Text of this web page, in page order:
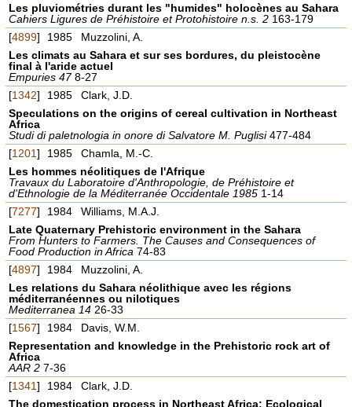
Les pluviométries durant les "humides" holocènes au Sahara
Cahiers Ligures de Préhistoire et Protohistoire n.s. 2 163-179
[4899] 1985
Muzzolini, A.
Les climats au Sahara et sur ses bordures, du pleistocène
final à l'aride actuel
Empuries 478-27
[1342] 1985
Clark, J.D.
Speculations on the origins of cereal cultivation in Northeast
Africa
Studi di paletnologia in onore di Salvatore M. Puglisi477-484
[1201] 1985
Chamla, M.-C.
Les hommes néolitiques de l'Afrique
Travaux du Laboratoire d'Anthropologie, de Préhistoire et
d'Ethnologie de la Méditerranée Occidentale 1985 1-14
[7277] 1984
Williams, M.A.J.
Late Quaternary Prehistoric environment in the Sahara
From Hunters to Farmers. The Causes and Consequences of
Food Production in Africa74-83
[4897] 1984
Muzzolini, A.
Les relations du Sahara néolithique avec les régions
méditerranéennes ou nilotiques
Mediterranea 14 26-33
[1567] 1984
Davis, W.M.
Representation and knowledge in the Prehistoric rock art of
Africa
AAR 2 7-36
[1341] 1984
Clark, J.D.
The domestication process in Northeast Africa: Ecological